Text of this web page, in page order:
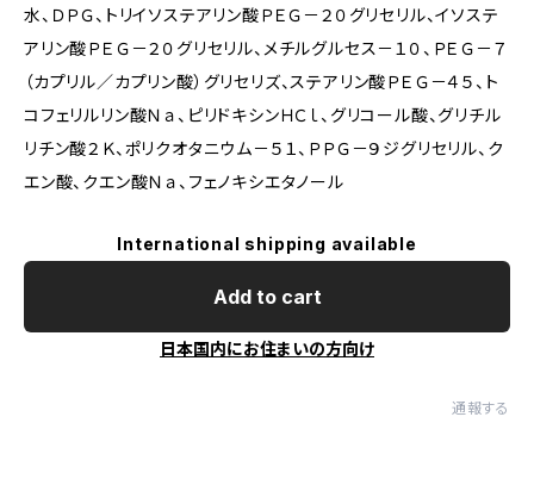
水、ＤＰＧ、トリイソステアリン酸ＰＥＧ－２０グリセリル、イソステ
アリン酸ＰＥＧ－２０グリセリル、メチルグルセス－１０、ＰＥＧ－７
（カプリル／カプリン酸）グリセリズ、ステアリン酸ＰＥＧ－４５、ト
コフェリルリン酸Ｎａ、ピリドキシンＨＣｌ、グリコール酸、グリチル
リチン酸２Ｋ、ポリクオタニウム－５１、ＰＰＧ－９ジグリセリル、ク
エン酸、クエン酸Ｎａ、フェノキシエタノール
International shipping available
Add to cart
日本国内にお住まいの方向け
通報する